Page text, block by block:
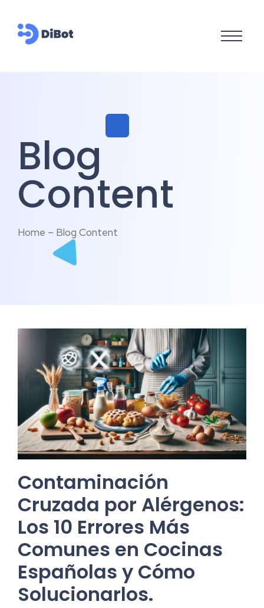
Blog
Content
Home – Blog Content
Contaminación
Cruzada por Alérgenos:
Los 10 Errores Más
Comunes en Cocinas
Españolas y Cómo
Solucionarlos.